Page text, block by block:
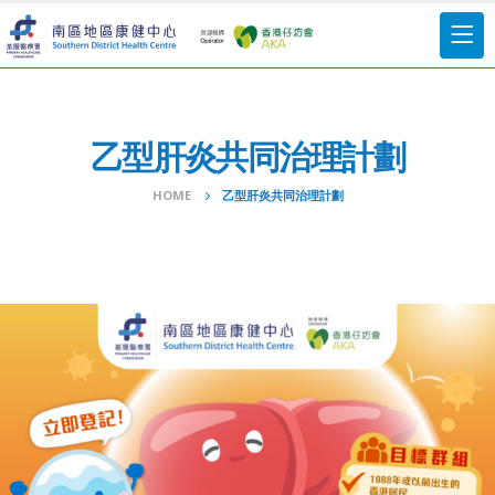
乙型肝炎共同治理計劃
HOME 乙型肝炎共同治理計劃